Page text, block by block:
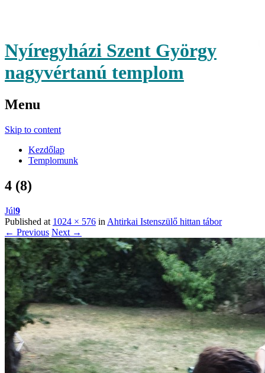
Nyíregyházi Szent György
nagyvértanú templom
Menu
Skip to content
Kezdőlap
Templomunk
4 (8)
Júl9
Published at 1024 × 576 in Ahtirkai Istenszülő hittan tábor
← Previous Next →